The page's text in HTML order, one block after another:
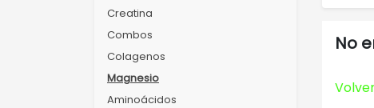
Creatina
Combos
Colagenos
Magnesio
Aminoácidos
No